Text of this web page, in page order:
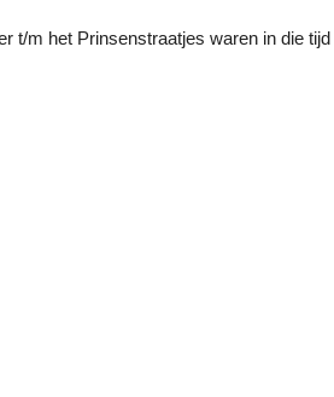
t/m het Prinsenstraatjes waren in die tijd